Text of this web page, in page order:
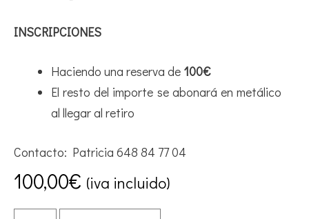
INSCRIPCIONES
Haciendo una reserva de 100€
El resto del importe se abonará en metálico
al llegar al retiro
Contacto: Patricia 648 84 77 04
100,00€ (iva incluido)